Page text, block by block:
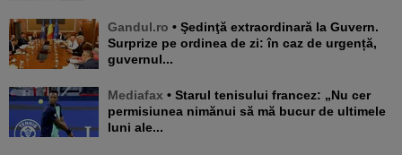
Gandul.ro • Şedinţă extraordinară la Guvern.
Surprize pe ordinea de zi: în caz de urgență,
guvernul...
Mediafax • Starul tenisului francez: „Nu cer
permisiunea nimănui să mă bucur de ultimele
luni ale...